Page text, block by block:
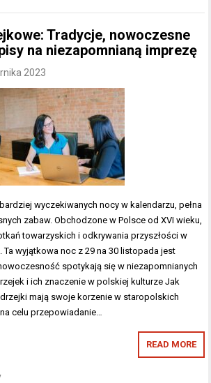
Tradycje, nowoczesne
na niezapomnianą imprezę
2023
wyczekiwanych nocy w kalendarzu, pełna
zabaw. Obchodzone w Polsce od XVI wieku,
towarzyskich i odkrywania przyszłości w
wyjątkowa noc z 29 na 30 listopada jest
spotykają się w niezapomnianych
i ich znaczenie w polskiej kulturze Jak
mają swoje korzenie w staropolskich
celu przepowiadanie…
READ MORE